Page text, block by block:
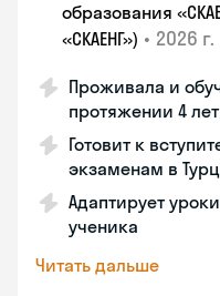
образования
«СКАЕНГ») • 2026 г.
Проживала и
протяжении 4 лет
Готовит к
экзаменам в
Адаптирует
ученика
Читать дальше